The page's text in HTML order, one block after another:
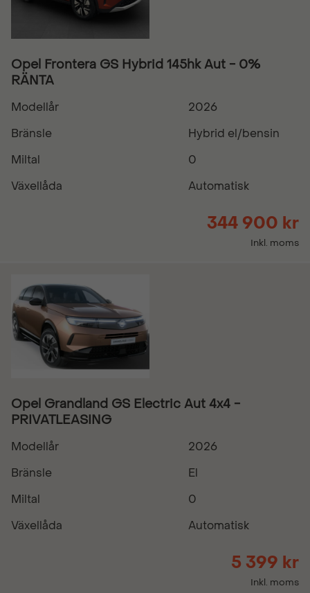
Opel Frontera GS Hybrid 145hk Aut - 0%
RÄNTA
Modellår
2026
Bränsle
Hybrid el/bensin
Miltal
0
Växellåda
Automatisk
344 900 kr
Inkl. moms
Opel Grandland GS Electric Aut 4x4 -
PRIVATLEASING
Modellår
2026
Bränsle
El
Miltal
0
Växellåda
Automatisk
5 399 kr
Inkl. moms